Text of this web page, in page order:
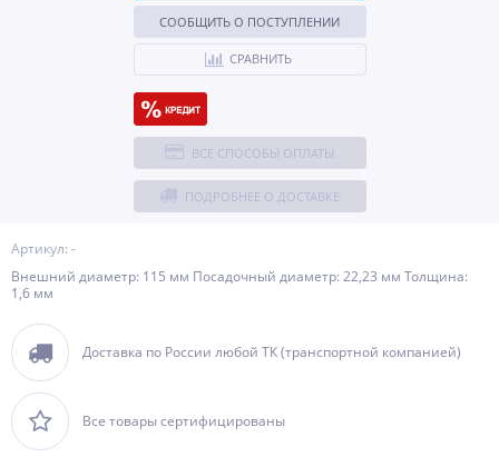
Артикул: -
Внешний диаметр: 115 мм Посадочный диаметр: 22,23 мм Толщина:
1,6 мм
Доставка по России любой ТК (транспортной компанией)
Все товары сертифицированы
СООБЩИТЬ О ПОСТУПЛЕНИИ
СРАВНИТЬ
ВСЕ СПОСОБЫ ОПЛАТЫ
ПОДРОБНЕЕ О ДОСТАВКЕ